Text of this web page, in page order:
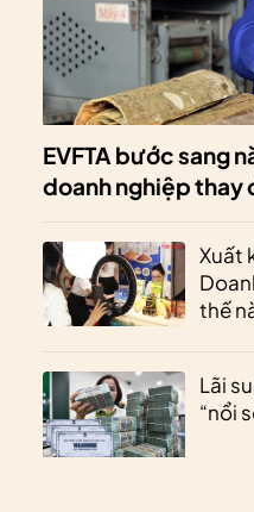
EVFTA bước sang
doanh nghiệp thay
Xuất
thế
Lãi
“nổi